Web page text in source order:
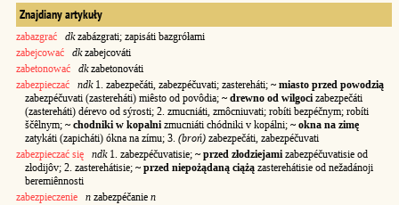
Znajdiany artykuły
zabazgrać dkzabázgrati; zapisáti bazgrółami
zabejcować
dkzabejcováti
zabetonować
dkzabetonováti
zabezpieczać
ndk1. zabezpečáti, zabezpéčuvati; zastereháti; ~ miasto przed powodzią
zabezpéčuvati (zastereháti) miêsto od povôdia; ~ drewno od wilgoci zabezpečáti
(zastereháti) dérevo od sýrosti; 2. zmucniáti, zmôcniuvati; robíti bezpéčnym; robíti
ščêlnym; ~ chodniki w kopalni zmucniáti chódniki v kopálni; ~ okna na zimę
zatykáti (zapicháti) ókna na zímu; 3. (broń) zabezpečáti, zabezpéčuvati
zabezpieczać się
ndk1. zabezpéčuvatisie; ~ przed złodziejami zabezpéčuvatisie od
złodijôv; 2. zasterehátisie; ~ przed niepożądaną ciążą zasterehátisie od nežadánoji
beremiênnosti
zabezpieczenie
n zabezpéčanie n